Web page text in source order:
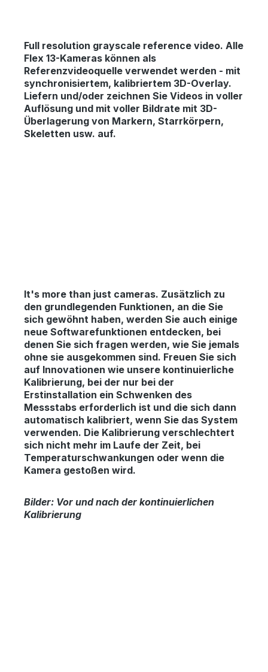
Full resolution grayscale reference video. Alle
Flex 13-Kameras können als
Referenzvideoquelle verwendet werden - mit
synchronisiertem, kalibriertem 3D-Overlay.
Liefern und/oder zeichnen Sie Videos in voller
Auflösung und mit voller Bildrate mit 3D-
Überlagerung von Markern, Starrkörpern,
Skeletten usw. auf.
It's more than just cameras. Zusätzlich zu
den grundlegenden Funktionen, an die Sie
sich gewöhnt haben, werden Sie auch einige
neue Softwarefunktionen entdecken, bei
denen Sie sich fragen werden, wie Sie jemals
ohne sie ausgekommen sind. Freuen Sie sich
auf Innovationen wie unsere kontinuierliche
Kalibrierung, bei der nur bei der
Erstinstallation ein Schwenken des
Messstabs erforderlich ist und die sich dann
automatisch kalibriert, wenn Sie das System
verwenden. Die Kalibrierung verschlechtert
sich nicht mehr im Laufe der Zeit, bei
Temperaturschwankungen oder wenn die
Kamera gestoßen wird.
Bilder: Vor und nach der kontinuierlichen
Kalibrierung